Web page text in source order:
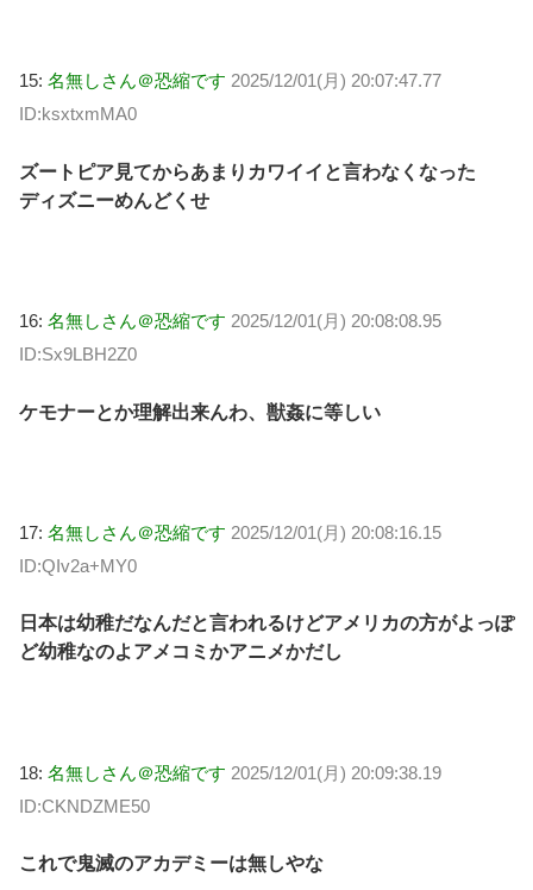
15: 名無しさん＠恐縮です 2025/12/01(月) 20:07:47.77
ID:ksxtxmMA0
ズートピア見てからあまりカワイイと言わなくなった
ディズニーめんどくせ
16: 名無しさん＠恐縮です 2025/12/01(月) 20:08:08.95
ID:Sx9LBH2Z0
ケモナーとか理解出来んわ、獣姦に等しい
17: 名無しさん＠恐縮です 2025/12/01(月) 20:08:16.15
ID:QIv2a+MY0
日本は幼稚だなんだと言われるけどアメリカの方がよっぽ
ど幼稚なのよアメコミかアニメかだし
18: 名無しさん＠恐縮です 2025/12/01(月) 20:09:38.19
ID:CKNDZME50
これで鬼滅のアカデミーは無しやな